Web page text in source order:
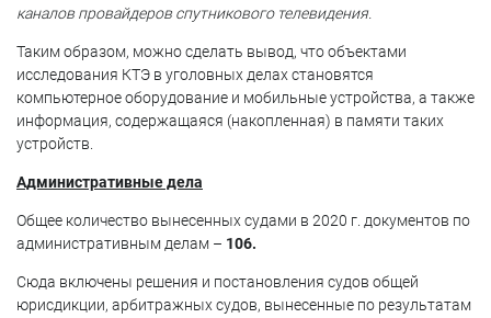
каналов провайдеров спутникового телевидения.
Таким образом, можно сделать вывод, что объектами
исследования КТЭ в уголовных делах становятся
компьютерное оборудование и мобильные устройства, а также
информация, содержащаяся (накопленная) в памяти таких
устройств.
Административные дела
Общее количество вынесенных судами в 2020 г. документов по
административным делам – 106.
Сюда включены решения и постановления судов общей
юрисдикции, арбитражных судов, вынесенные по результатам